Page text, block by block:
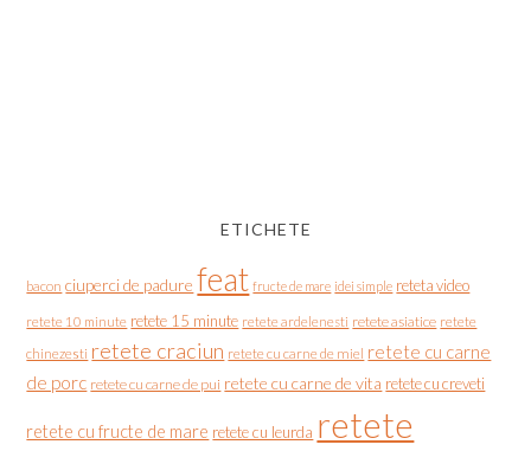
ETICHETE
bacon ciuperci de padure feat fructe de mare idei simple reteta video
retete 10 minute retete 15 minute retete ardelenesti retete asiatice retete
chinezesti retete craciun retete cu carne de miel retete cu carne
de porc retete cu carne de pui retete cu carne de vita retete cu creveti
retete cu fructe de mare retete cu leurda retete